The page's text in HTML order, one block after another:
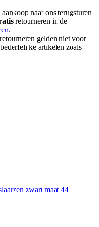
naar ons terugsturen
retourneren in de
.
gelden niet voor
artikelen zoals
zwart maat 44